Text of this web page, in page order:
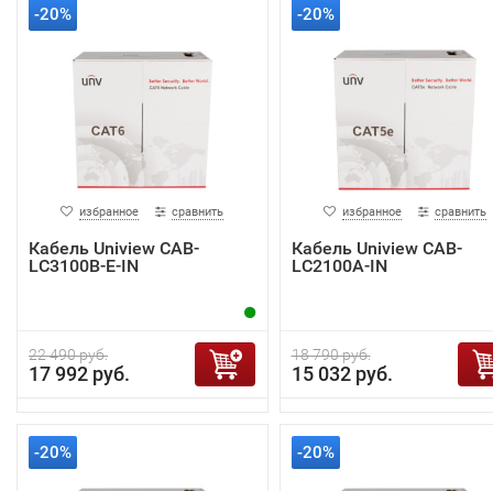
-20%
избранное сравнить
Кабель Uniview CAB-
LC3100B-E-IN
22 490 руб.
17 992 руб.
-20%
избранное сравнить
Кабель Uniview CAB-
LC2100A-IN
18 790 руб.
15 032 руб.
-20% -20%